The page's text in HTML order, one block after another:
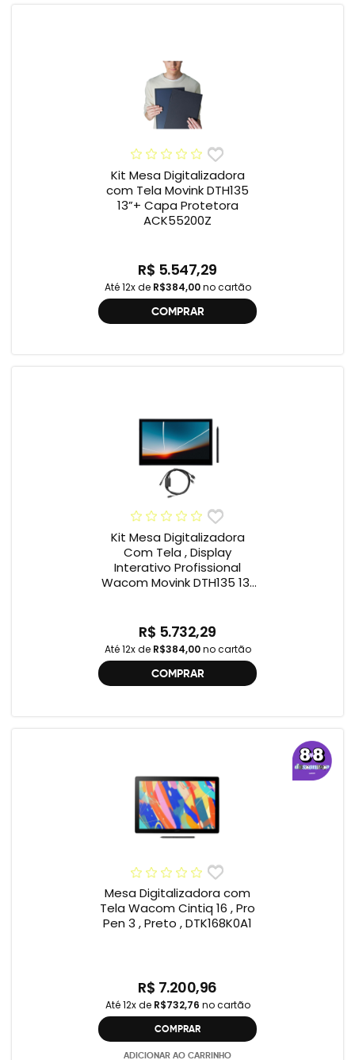
Kit Mesa Digitalizadora
com Tela Movink DTH135
13”+ Capa Protetora
ACK55200Z
R$ 5.547,29
Até 12x de R$384,00no cartão
COMPRAR
Kit Mesa Digitalizadora
Com Tela , Display
Interativo Profissional
Wacom Movink DTH135 13”
R$ 5.732,29
Até 12x de R$384,00no cartão
COMPRAR
Mesa Digitalizadora com
Tela Wacom Cintiq 16 , Pro
Pen 3 , Preto , DTK168K0A1
R$ 7.200,96
Até 12x de R$732,76 no cartão
COMPRAR
ADICIONAR AO CARRINHO